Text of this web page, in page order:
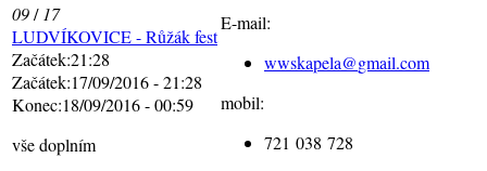
09/ 17
LUDVÍKOVICE - Růžák fest
Začátek:21:28
Začátek:17/09/2016 - 21:28
Konec:18/09/2016 - 00:59
vše doplním
E-mail:
wwskapela@gmail.com
mobil:
721 038 728